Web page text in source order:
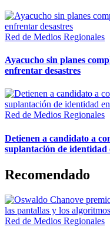
Red de Medios Regionales
Ayacucho sin planes
enfrentar desastres
Red de Medios Regionales
Detienen a candidato a
suplantación de
Recomendado
Red de Medios Regionales